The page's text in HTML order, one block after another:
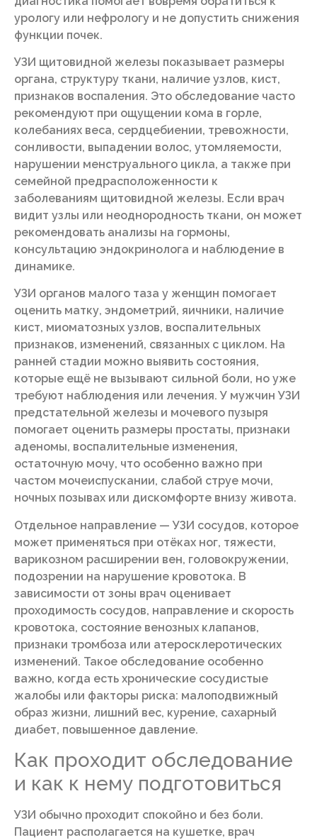
урологу или нефрологу и не допустить снижения
функции почек.
УЗИ щитовидной железы показывает размеры
органа, структуру ткани, наличие узлов, кист,
признаков воспаления. Это обследование часто
рекомендуют при ощущении кома в горле,
колебаниях веса, сердцебиении, тревожности,
сонливости, выпадении волос, утомляемости,
нарушении менструального цикла, а также при
семейной предрасположенности к
заболеваниям щитовидной железы. Если врач
видит узлы или неоднородность ткани, он может
рекомендовать анализы на гормоны,
консультацию эндокринолога и наблюдение в
динамике.
УЗИ органов малого таза у женщин помогает
оценить матку, эндометрий, яичники, наличие
кист, миоматозных узлов, воспалительных
признаков, изменений, связанных с циклом. На
ранней стадии можно выявить состояния,
которые ещё не вызывают сильной боли, но уже
требуют наблюдения или лечения. У мужчин УЗИ
предстательной железы и мочевого пузыря
помогает оценить размеры простаты, признаки
аденомы, воспалительные изменения,
остаточную мочу, что особенно важно при
частом мочеиспускании, слабой струе мочи,
ночных позывах или дискомфорте внизу живота.
Отдельное направление — УЗИ сосудов, которое
может применяться при отёках ног, тяжести,
варикозном расширении вен, головокружении,
подозрении на нарушение кровотока. В
зависимости от зоны врач оценивает
проходимость сосудов, направление и скорость
кровотока, состояние венозных клапанов,
признаки тромбоза или атеросклеротических
изменений. Такое обследование особенно
важно, когда есть хронические сосудистые
жалобы или факторы риска: малоподвижный
образ жизни, лишний вес, курение, сахарный
диабет, повышенное давление.
Как проходит обследование
и как к нему подготовиться
УЗИ обычно проходит спокойно и без боли.
Пациент располагается на кушетке, врач